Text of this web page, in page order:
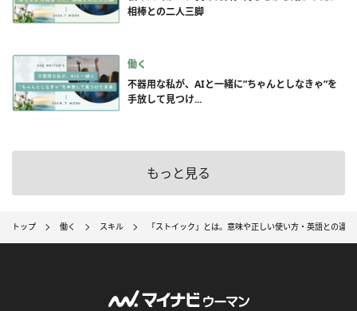
相棒との二人三脚
働く
不器用な私が、AIと一緒に”ちゃんとしなきゃ”を
手放して見つけ...
もっと見る
トップ 働く スキル 「ストイック」とは。意味や正しい使い方・英語との違